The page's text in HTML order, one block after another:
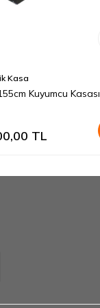
Kasa
Kuyumcu Kasası
TL